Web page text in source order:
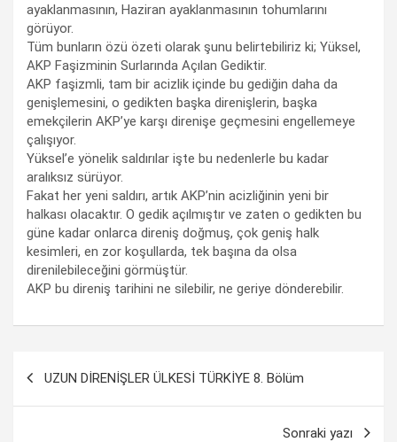
ayaklanmasının, Haziran ayaklanmasının tohumlarını
görüyor.
Tüm bunların özü özeti olarak şunu belirtebiliriz ki; Yüksel,
AKP Faşizminin Surlarında Açılan Gediktir.
AKP faşizmli, tam bir acizlik içinde bu gediğin daha da
genişlemesini, o gedikten başka direnişlerin, başka
emekçilerin AKP’ye karşı direnişe geçmesini engellemeye
çalışıyor.
Yüksel’e yönelik saldırılar işte bu nedenlerle bu kadar
aralıksız sürüyor.
Fakat her yeni saldırı, artık AKP’nin acizliğinin yeni bir
halkası olacaktır. O gedik açılmıştır ve zaten o gedikten bu
güne kadar onlarca direniş doğmuş, çok geniş halk
kesimleri, en zor koşullarda, tek başına da olsa
direnilebileceğini görmüştür.
AKP bu direniş tarihini ne silebilir, ne geriye dönderebilir.
UZUN DİRENİŞLER ÜLKESİ TÜRKİYE 8. Bölüm
Sonraki yazı